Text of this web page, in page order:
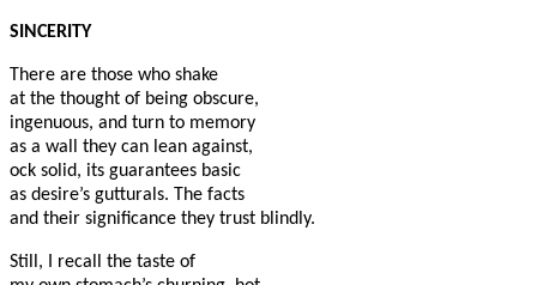
SINCERITY
There are those who shake
at the thought of being obscure,
ingenuous, and turn to memory
as a wall they can lean against,
ock solid, its guarantees basic
as desire’s gutturals. The facts
and their significance they trust blindly.
Still, I recall the taste of